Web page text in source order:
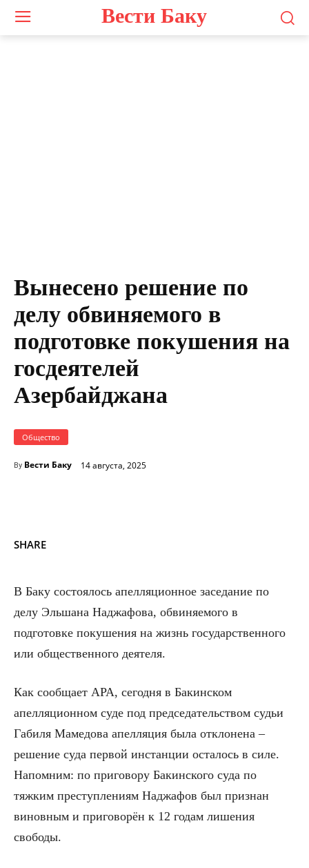
Вести Баку
Вынесено решение по
делу обвиняемого в
подготовке покушения на
госдеятелей
Азербайджана
Общество
By Вести Баку 14 августа, 2025
SHARE
В Баку состоялось апелляционное заседание по
делу Эльшана Наджафова, обвиняемого в
подготовке покушения на жизнь государственного
или общественного деятеля.
Как сообщает APA, сегодня в Бакинском
апелляционном суде под председательством судьи
Габиля Мамедова апелляция была отклонена –
решение суда первой инстанции осталось в силе.
Напомним: по приговору Бакинского суда по
тяжким преступлениям Наджафов был признан
виновным и приговорён к 12 годам лишения
свободы.